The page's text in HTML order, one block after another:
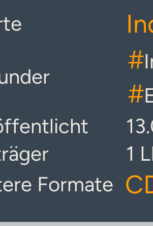
#
#
1
Formate